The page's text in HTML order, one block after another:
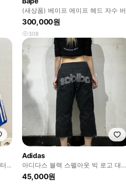
(새상품) 베이프 에이프 헤드 자수 버
뮤다 데님팬츠
300,000원
308
Adidas
아디다스 블랙 스펠아웃 빅 로고 대장
급 버뮤다 팬츠 반바지 M
45,000원